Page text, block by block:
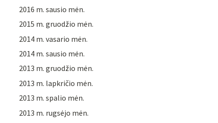
2016 m. sausio mėn.
2015 m. gruodžio mėn.
2014 m. vasario mėn.
2014 m. sausio mėn.
2013 m. gruodžio mėn.
2013 m. lapkričio mėn.
2013 m. spalio mėn.
2013 m. rugsėjo mėn.